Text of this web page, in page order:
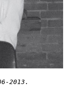
2013.